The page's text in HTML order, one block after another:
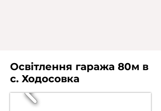
Освітлення гаража 80м в
с. Ходосовка